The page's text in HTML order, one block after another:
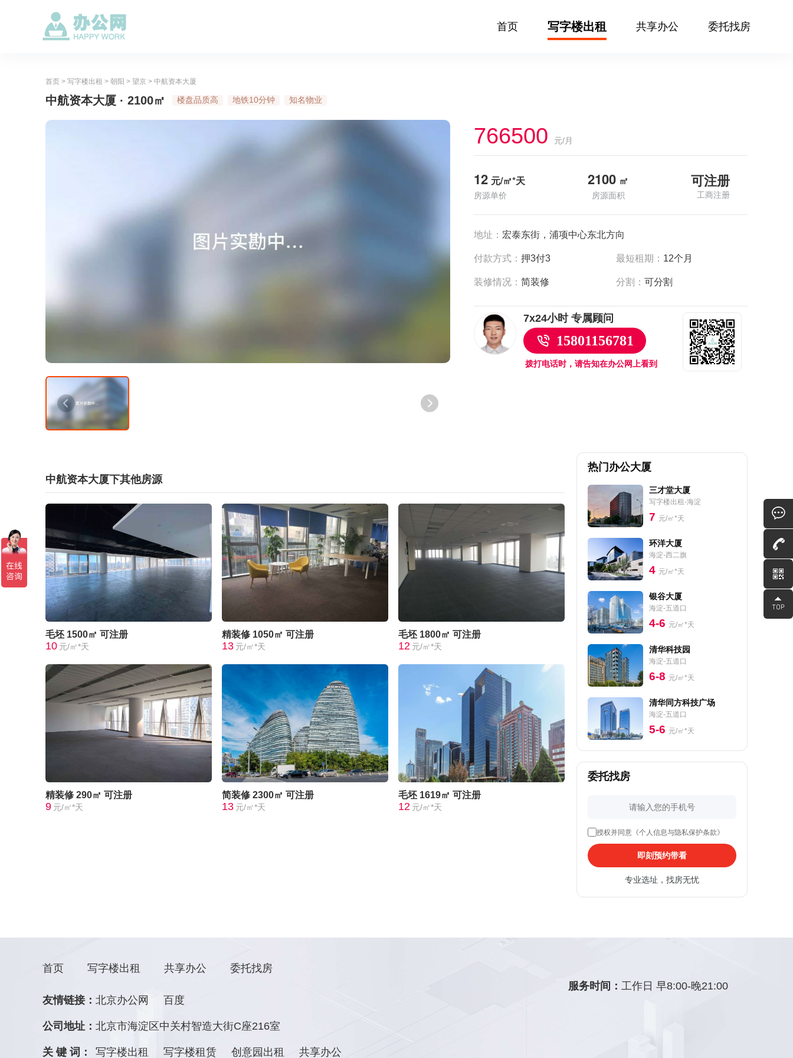
首页 写字楼出租 共享办公 委托找房
首页 > 写字楼出租 > 朝阳 > 望京 > 中航资本大厦
中航资本大厦 · 2100㎡ 楼盘品质高 地铁10分钟 知名物业
766500 元/月
12 元/㎡*天
房源单价
2100 ㎡
房源面积
可注册
工商注册
地址： 宏泰东街，浦项中心东北方向
付款方式： 押3付3 最短租期： 12个月
装修情况： 简装修 分割：可分割
7x24小时 专属顾问
15801156781
拨打电话时，请告知在办公网上看到
中航资本大厦下其他房源
毛坯 1500㎡ 可注册
10 元/㎡*天
精装修 1050㎡ 可注册
13 元/㎡*天
毛坯 1800㎡ 可注册
12 元/㎡*天
精装修 290㎡ 可注册
9 元/㎡*天
简装修 2300㎡ 可注册
13 元/㎡*天
毛坯 1619㎡ 可注册
12 元/㎡*天
热门办公大厦
三才堂大厦
写字楼出租-海淀
7 元/㎡*天
环洋大厦
海淀-西二旗
4 元/㎡*天
银谷大厦
海淀-五道口
4-6 元/㎡*天
清华科技园
海淀-五道口
6-8 元/㎡*天
清华同方科技广场
海淀-五道口
5-6 元/㎡*天
委托找房
授权并同意《个人信息与隐私保护条款》
即刻预约带看
专业选址，找房无忧
首页 写字楼出租 共享办公 委托找房
友情链接： 北京办公网 百度
公司地址： 北京市海淀区中关村智造大街C座216室
关 键 词： 写字楼出租 写字楼租赁 创意园出租 共享办公
服务时间：工作日 早8:00-晚21:00